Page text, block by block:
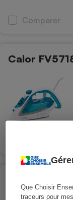
Que Choisir
traceurs pour
Comparer
Calor
Calor